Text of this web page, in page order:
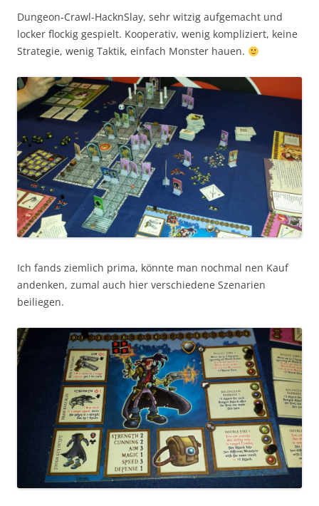
Dungeon-Crawl-HacknSlay, sehr witzig aufgemacht und
locker flockig gespielt. Kooperativ, wenig kompliziert, keine
Strategie, wenig Taktik, einfach Monster hauen.
Ich fands ziemlich prima, könnte man nochmal nen Kauf
andenken, zumal auch hier verschiedene Szenarien
beiliegen.